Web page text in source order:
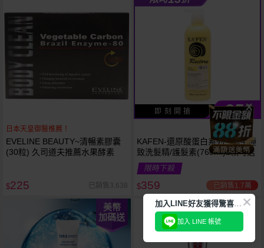
日本天皇御醫推薦！
EVELINE BEAUTY~清暢素膠囊
(30粒) 久司道夫推薦水果酵素
$225 已銷售3,638
即 刻 開 搶 $359
KAFEN-還原酸蛋白系列~ 蝸牛極
致洗髮精/護髮素(760ml)2款可選
限時下殺
$359 已銷售1.7萬
美幣
加碼送
加
入LINE好友獲得驚喜折扣!
加入 LINE 帳號